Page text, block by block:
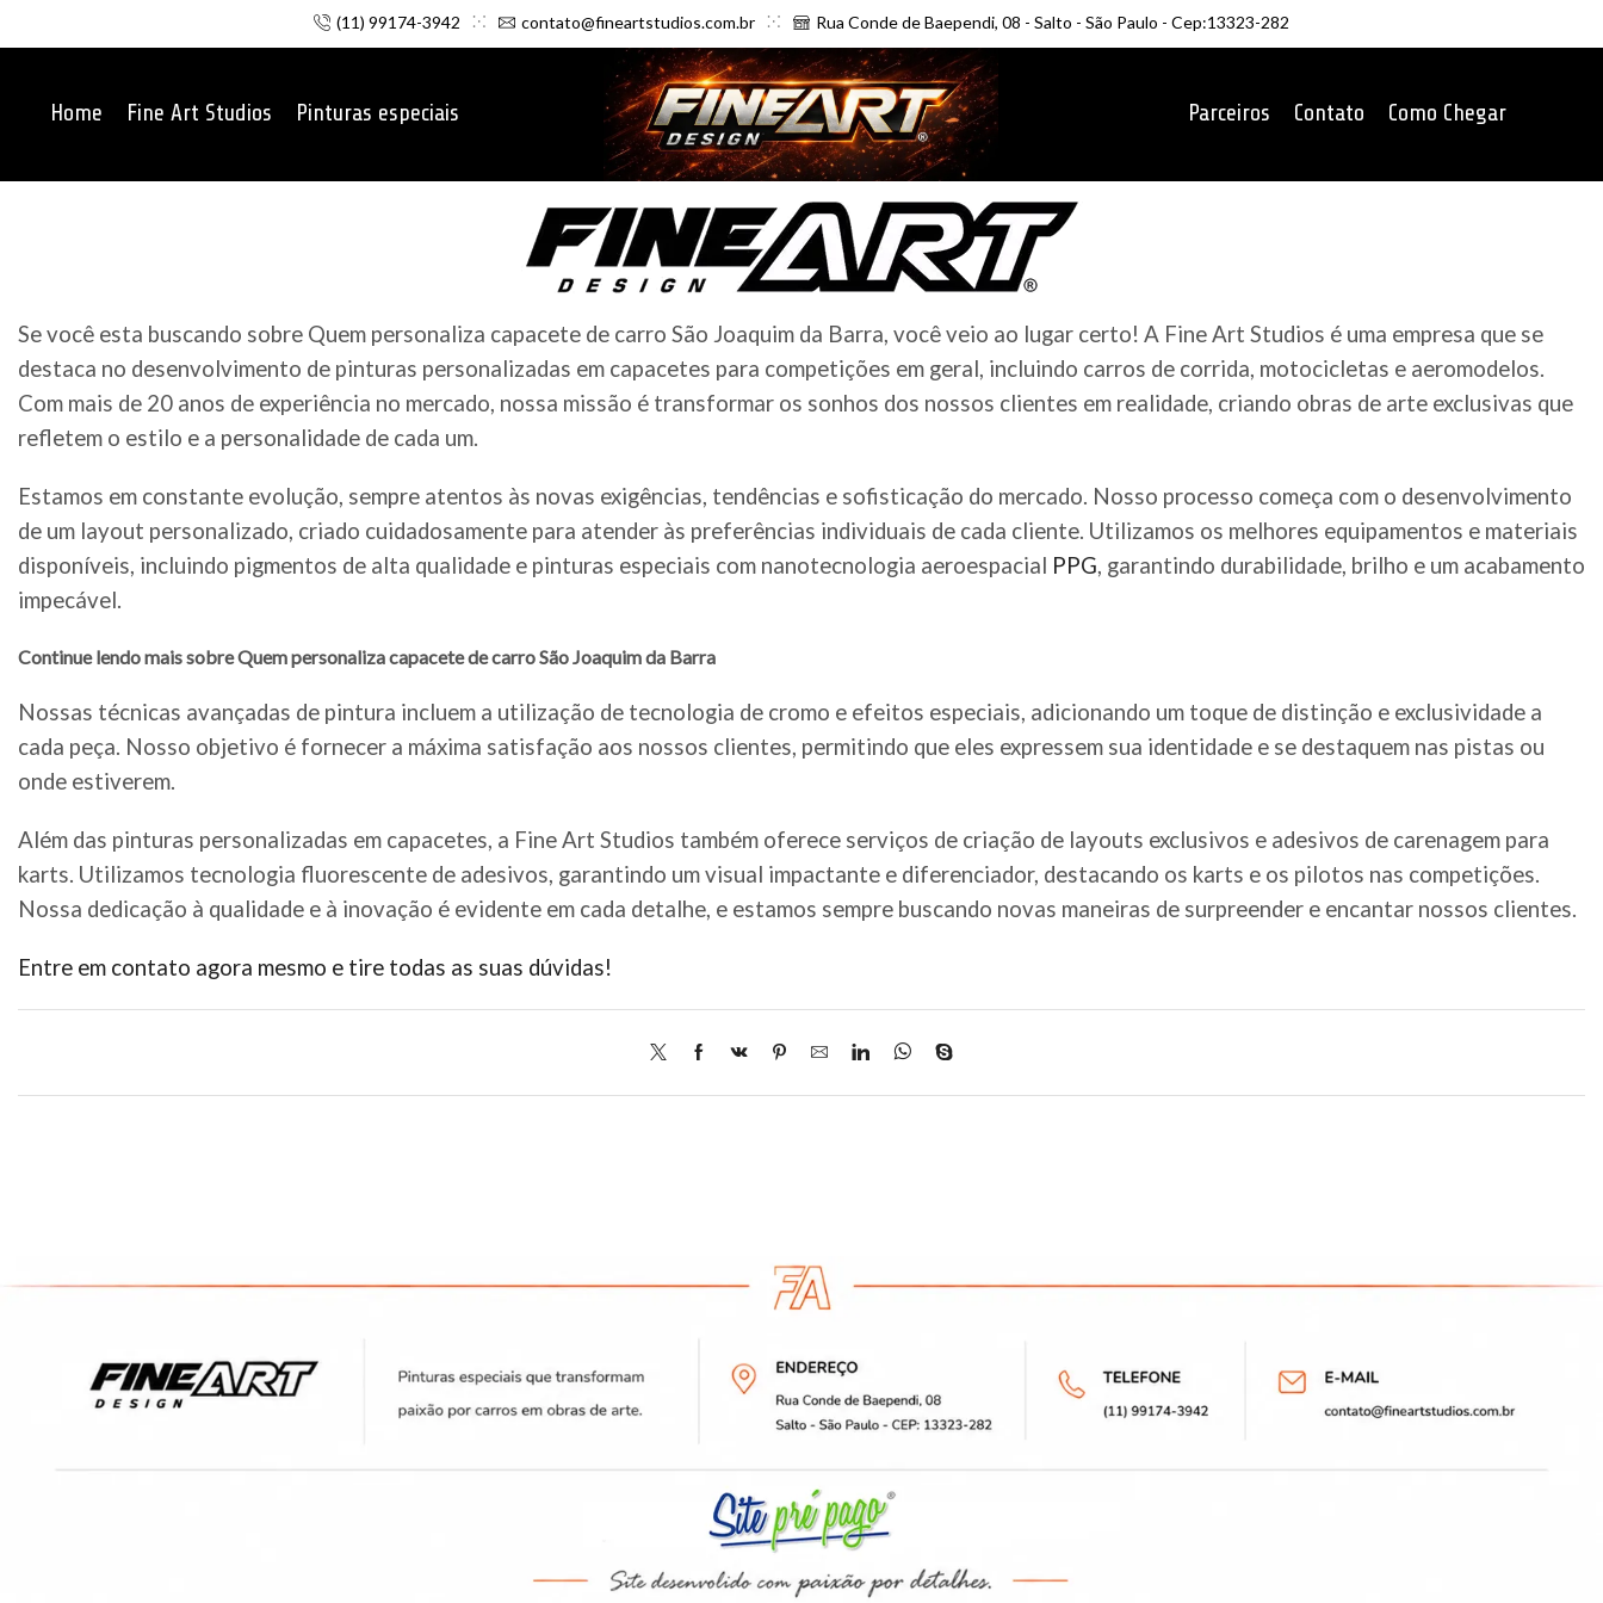
(11) 99174-3942 contato@fineartstudios.com.br Rua Conde de Baependi, 08 - Salto - São Paulo - Cep:13323-282
Home Fine Art Studios Pinturas especiais Parceiros Contato Como Chegar
Se você esta buscando sobre Quem personaliza capacete de carro São Joaquim da Barra, você veio ao lugar certo! A Fine Art Studios é uma empresa que se
destaca no desenvolvimento de pinturas personalizadas em capacetes para competições em geral, incluindo carros de corrida, motocicletas e aeromodelos.
Com mais de 20 anos de experiência no mercado, nossa missão é transformar os sonhos dos nossos clientes em realidade, criando obras de arte exclusivas que
refletem o estilo e a personalidade de cada um.
Estamos em constante evolução, sempre atentos às novas exigências, tendências e sofisticação do mercado. Nosso processo começa com o desenvolvimento
de um layout personalizado, criado cuidadosamente para atender às preferências individuais de cada cliente. Utilizamos os melhores equipamentos e materiais
disponíveis, incluindo pigmentos de alta qualidade e pinturas especiais com nanotecnologia aeroespacial PPG, garantindo durabilidade, brilho e um acabamento
impecável.
Continue lendo mais sobre Quem personaliza capacete de carro São Joaquim da Barra
Nossas técnicas avançadas de pintura incluem a utilização de tecnologia de cromo e efeitos especiais, adicionando um toque de distinção e exclusividade a
cada peça. Nosso objetivo é fornecer a máxima satisfação aos nossos clientes, permitindo que eles expressem sua identidade e se destaquem nas pistas ou
onde estiverem.
Além das pinturas personalizadas em capacetes, a Fine Art Studios também oferece serviços de criação de layouts exclusivos e adesivos de carenagem para
karts. Utilizamos tecnologia fluorescente de adesivos, garantindo um visual impactante e diferenciador, destacando os karts e os pilotos nas competições.
Nossa dedicação à qualidade e à inovação é evidente em cada detalhe, e estamos sempre buscando novas maneiras de surpreender e encantar nossos clientes.
Entre em contato agora mesmo e tire todas as suas dúvidas!